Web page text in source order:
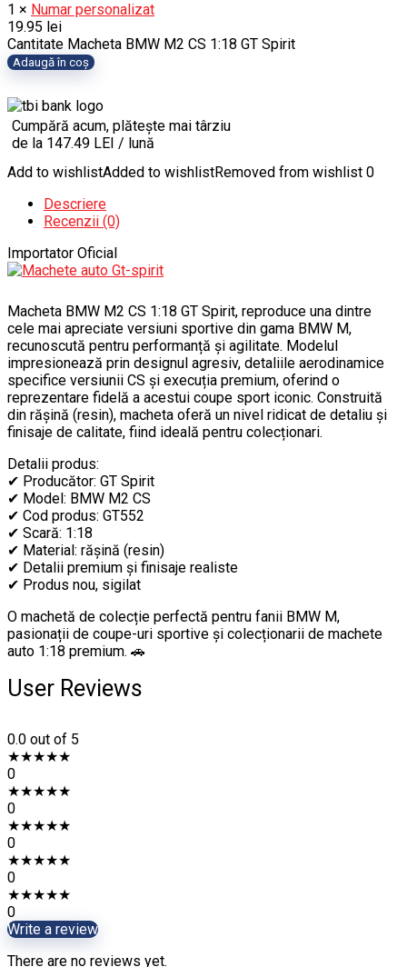
1 × Numar personalizat
19.95 lei
Cantitate Macheta BMW M2 CS 1:18 GT Spirit
Adaugă în coș
Cumpără acum, plătește mai târziu
de la 147.49 LEI / lună
Add to wishlistAdded to wishlistRemoved from wishlist 0
Descriere
Recenzii (0)
Importator Oficial
Macheta BMW M2 CS 1:18 GT Spirit, reproduce una dintre
cele mai apreciate versiuni sportive din gama BMW M,
recunoscută pentru performanță și agilitate. Modelul
impresionează prin designul agresiv, detaliile aerodinamice
specifice versiunii CS și execuția premium, oferind o
reprezentare fidelă a acestui coupe sport iconic. Construită
din rășină (resin), macheta oferă un nivel ridicat de detaliu și
finisaje de calitate, fiind ideală pentru colecționari.
Detalii produs:
✔ Producător: GT Spirit
✔ Model: BMW M2 CS
✔ Cod produs: GT552
✔ Scară: 1:18
✔ Material: rășină (resin)
✔ Detalii premium și finisaje realiste
✔ Produs nou, sigilat
O machetă de colecție perfectă pentru fanii BMW M,
pasionații de coupe-uri sportive și colecționarii de machete
auto 1:18 premium. 🚗
User Reviews
0.0 out of 5
★★★★★
0
★★★★★
0
★★★★★
0
★★★★★
0
★★★★★
0
Write a review
There are no reviews yet.